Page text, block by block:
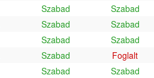
Szabad Szabad
Szabad Szabad
Szabad Szabad
Szabad Foglalt
Szabad Szabad